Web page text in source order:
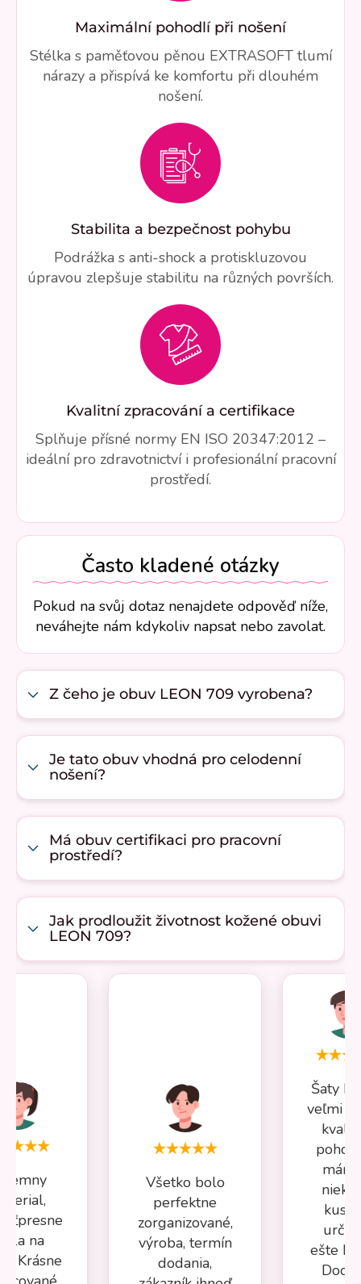
Maximální pohodlí při nošení
Stélka s paměťovou pěnou EXTRASOFT tlumí
nárazy a přispívá ke komfortu při dlouhém
nošení.
Stabilita a bezpečnost pohybu
Podrážka s anti-shock a protiskluzovou
úpravou zlepšuje stabilitu na různých površích.
Kvalitní zpracování a certifikace
Splňuje přísné normy EN ISO 20347:2012 –
ideální pro zdravotnictví i profesionální pracovní
prostředí.
Často kladené otázky
Pokud na svůj dotaz nenajdete odpověď níže,
neváhejte nám kdykoliv napsat nebo zavolat.
Z čeho je obuv LEON 709 vyrobena?
Je tato obuv vhodná pro celodenní
nošení?
Má obuv certifikaci pro pracovní
prostředí?
Jak prodloužit životnost kožené obuvi
LEON 709?
na
Krásne
Všetko bolo
perfektne
zorganizované,
výroba, termín
dodania,
Šaty
veľmi
mám
ešte